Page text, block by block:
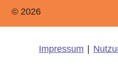
© 2026
Impressum